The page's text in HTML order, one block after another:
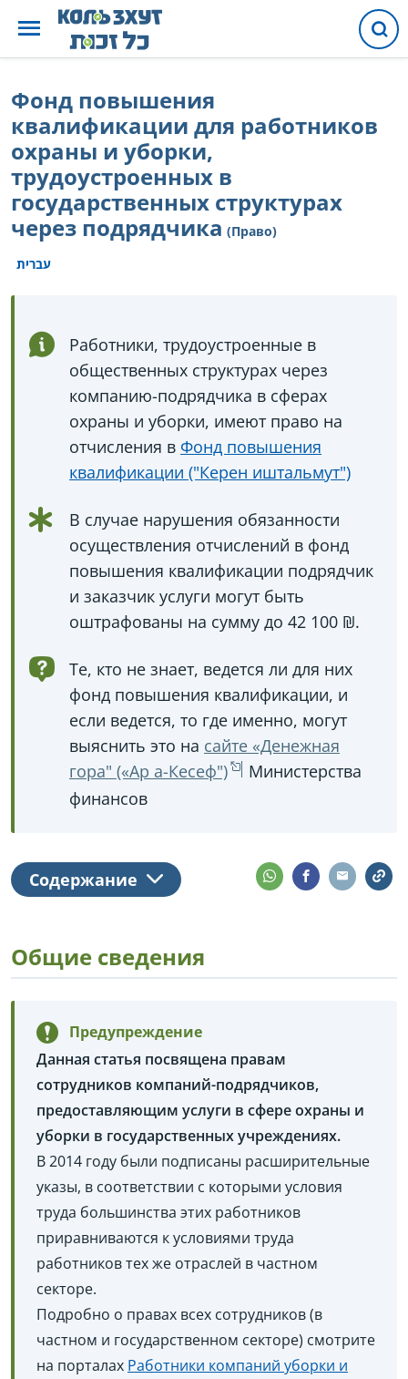
Фонд повышения
квалификации для работников
охраны и уборки,
трудоустроенных в
государственных структурах
через подрядчика (Право)
עברית
Работники, трудоустроенные в
общественных структурах через
компанию-подрядчика в сферах
охраны и уборки, имеют право на
отчисления в Фонд повышения
квалификации ("Керен иштальмут")
В случае нарушения обязанности
осуществления отчислений в фонд
повышения квалификации подрядчик
и заказчик услуги могут быть
оштрафованы на сумму до 42 100 ₪.
Те, кто не знает, ведется ли для них
фонд повышения квалификации, и
если ведется, то где именно, могут
выяснить это на сайте «Денежная
гора" («Ар а-Кесеф")
Министерства
финансов
Содержание
Общие сведения
Предупреждение
Данная статья посвящена правам
сотрудников компаний-подрядчиков,
предоставляющим услуги в сфере охраны и
уборки в государственных учреждениях.
В 2014 году были подписаны расширительные
указы, в соответствии с которыми условия
труда большинства этих работников
приравниваются к условиями труда
работников тех же отраслей в частном
секторе.
Подробно о правах всех сотрудников (в
частном и государственном секторе) смотрите
на порталах Работники компаний уборки и